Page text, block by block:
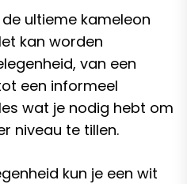
ultieme kameleon
kan worden
van een
een informeel
wat je nodig hebt om
niveau te tillen.
kun je een wit